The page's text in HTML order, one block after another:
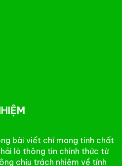
bài viết chỉ mang tính chất
là thông tin chính thức từ
chịu trách nhiệm về tính